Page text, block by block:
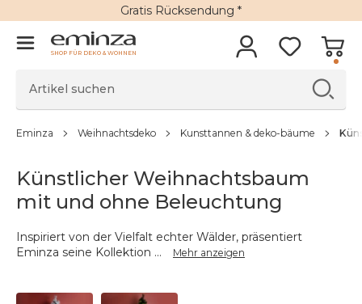
Gratis Rücksendung *
SHOP FÜR DEKO & WOHNEN
Eminza Weihnachtsdeko Kunsttannen & deko-bäume
Künstlicher Weihnachtsbaum
mit und ohne Beleuchtung
Inspiriert von der Vielfalt echter Wälder, präsentiert
Eminza seine Kollektion ... Mehr anzeigen